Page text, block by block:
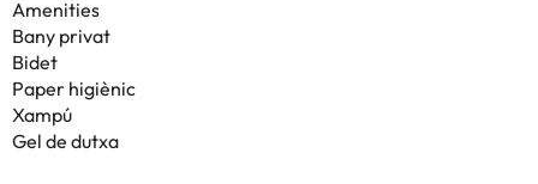
Amenities
Bany privat
Bidet
Paper higiènic
Xampú
Gel de dutxa